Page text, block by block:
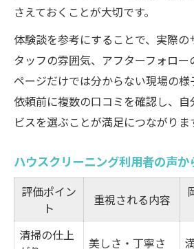
サービスごとの対応範囲と
め
料金やオプション内容で
納得できる業者選定へ口コミ
口コミを活用したハウス
選びの手順
コツ
口コミ情報を比較して信
利用者体験談から学ぶ業者
さえておくことが大切です。
体験談を参考にすることで、実際
タッフの雰囲気、アフターフォロー
ページだけでは分からない現場の様
依頼前に複数の口コミを確認し、
ビスを選ぶことが満足につながりま
ハウスクリーニング利用者の声か
評価ポイン
ト
重視される内容
清掃の仕上
美しさ・丁寧さ